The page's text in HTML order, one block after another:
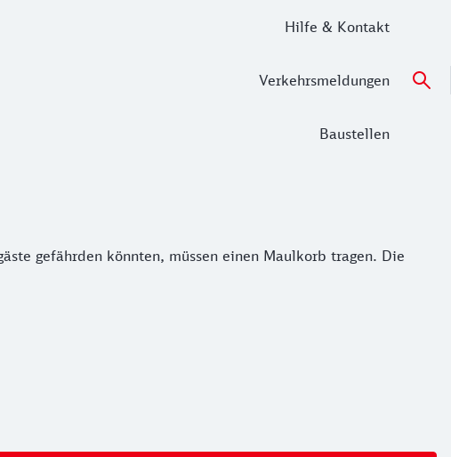
Hilfe & Kontakt
Verkehrsmeldungen
Baustellen
gefährden könnten, müssen einen Maulkorb tragen. Die